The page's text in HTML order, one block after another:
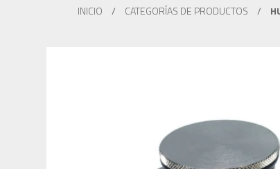
INICIO / CATEGORÍAS DE PRODUCTOS /